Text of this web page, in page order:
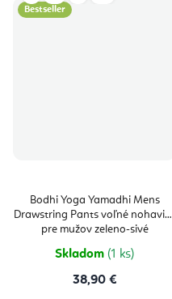
Bestseller
Bodhi Yoga Yamadhi Mens
Drawstring Pants voľné nohavice
pre mužov zeleno-sivé
Skladom (1 ks)
38,90 €